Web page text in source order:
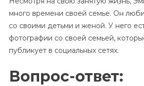
много времени своей семье. Он
со своими детьми и женой. У него
фотографии со своей семьей,
публикует в социальных сетях.
Вопрос-ответ: